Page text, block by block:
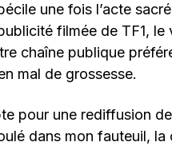
une fois l’acte
filmée de TF1, le
chaîne publique
mal de grossesse.
pour une rediffusion
dans mon fauteuil,